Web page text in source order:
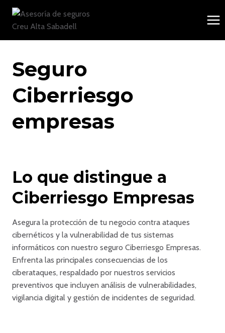
Saltar
contenido
Seguro
Ciberriesgo
empresas
Lo que distingue a
Ciberriesgo Empresas
Asegura la protección de tu negocio contra ataques
cibernéticos y la vulnerabilidad de tus sistemas
informáticos con nuestro seguro Ciberriesgo Empresas.
Enfrenta las principales consecuencias de los
ciberataques, respaldado por nuestros servicios
preventivos que incluyen análisis de vulnerabilidades,
vigilancia digital y gestión de incidentes de seguridad.